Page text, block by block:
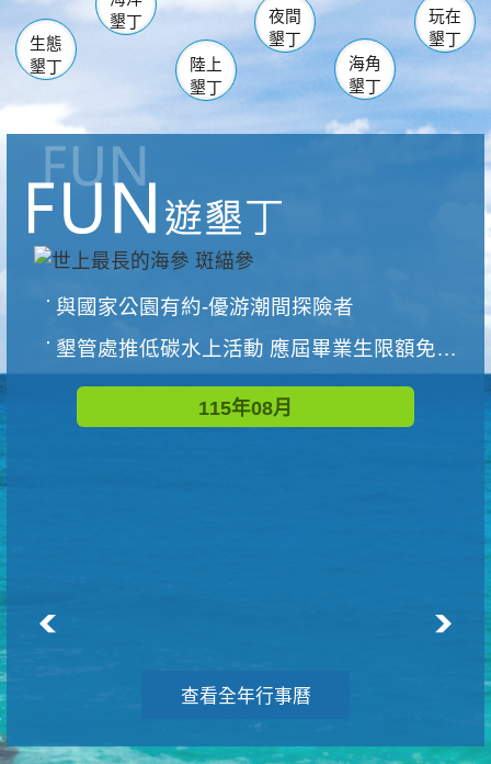
生態
墾丁
墾丁
陸上
墾丁
夜間
墾丁
海角
墾丁
玩在
墾丁
與國家公園有約-優游潮間探險者
墾管處推低碳水上活動 應屆畢業生限額免費參加
115年08月
查看全年行事曆